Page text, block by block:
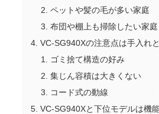
ペットや髪の毛が多い家庭
布団や棚上も掃除したい家庭
VC-SG940Xの注意点は手入れ
ゴミ捨て構造の好み
集じん容積は大きくない
コード式の動線
VC-SG940Xと下位モデルは機